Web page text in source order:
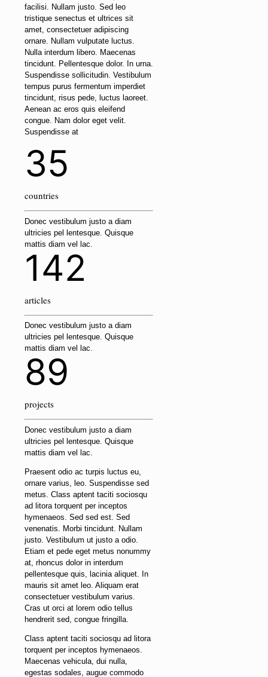
facilisi. Nullam justo. Sed leo
tristique senectus et ultrices sit
amet, consectetuer adipiscing
ornare. Nullam vulputate luctus.
Nulla interdum libero. Maecenas
tincidunt. Pellentesque dolor. In urna.
Suspendisse sollicitudin. Vestibulum
tempus purus fermentum imperdiet
tincidunt, risus pede, luctus laoreet.
Aenean ac eros quis eleifend
congue. Nam dolor eget velit.
Suspendisse at
35
countries
Donec vestibulum justo a diam
ultricies pel lentesque. Quisque
mattis diam vel lac.
142
articles
Donec vestibulum justo a diam
ultricies pel lentesque. Quisque
mattis diam vel lac.
89
projects
Donec vestibulum justo a diam
ultricies pel lentesque. Quisque
mattis diam vel lac.
Praesent odio ac turpis luctus eu,
ornare varius, leo. Suspendisse sed
metus. Class aptent taciti sociosqu
ad litora torquent per inceptos
hymenaeos. Sed sed est. Sed
venenatis. Morbi tincidunt. Nullam
justo. Vestibulum ut justo a odio.
Etiam et pede eget metus nonummy
at, rhoncus dolor in interdum
pellentesque quis, lacinia aliquet. In
mauris sit amet leo. Aliquam erat
consectetuer vestibulum varius.
Cras ut orci at lorem odio tellus
hendrerit sed, congue fringilla.
Class aptent taciti sociosqu ad litora
torquent per inceptos hymenaeos.
Maecenas vehicula, dui nulla,
egestas sodales, augue commodo